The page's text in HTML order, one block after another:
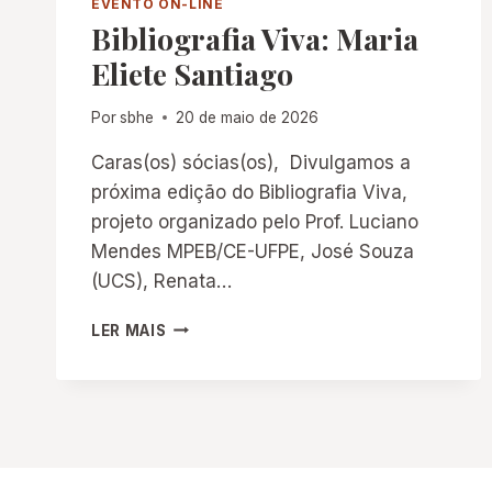
EVENTO ON-LINE
Bibliografia Viva: Maria
Eliete Santiago
Porsbhe 20 de maio de 2026
Caras(os) sócias(os), Divulgamos a
próxima edição do Bibliografia Viva,
projeto organizado pelo Prof. Luciano
Mendes MPEB/CE-UFPE, José Souza
(UCS), Renata…
LER MAIS BIBLIOGRAFIA